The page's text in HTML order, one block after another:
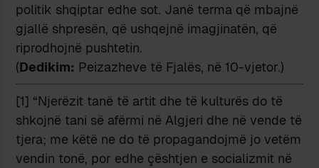
politik shqiptar edhe sot. Janë terma që mbajnë
gjallë shpresën, që ushqejnë imagjinatën, që
riprodhojnë pushtetin.
(Dedikim: Peizazheve të Fjalës, në 10-vjetor.)
[1] “Njerëzit tanë të artit dhe të kulturës do të
shkojnë tani së afërmi në Algjeri dhe në vende të
tjera; me këtë ne do të propagandojmë jo vetëm
vendin tonë, por edhe çështjen e socializmit në